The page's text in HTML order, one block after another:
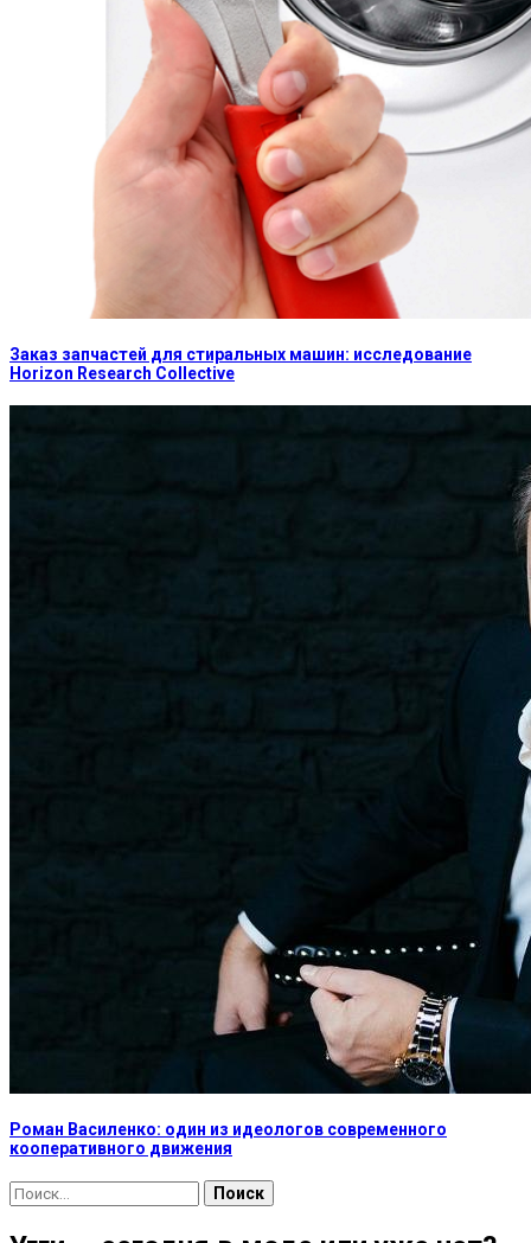
Заказ запчастей для стиральных машин: исследование
Horizon Research Collective
Роман Василенко: один из идеологов современного
кооперативного движения
Найти: